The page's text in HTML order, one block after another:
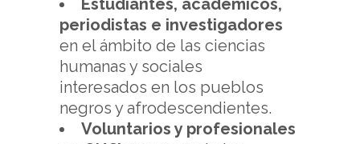
Estudiantes, académicos,
periodistas e investigadores
en el ámbito de las ciencias
humanas y sociales
interesados en los pueblos
negros y afrodescendientes.
Voluntarios y profesionales